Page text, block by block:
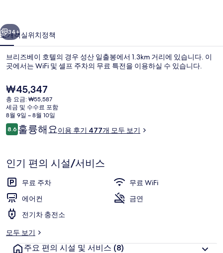
의
사
진
러
리
다음
34+
소개객실위치정책
브리즈베이 호텔의 경우 성산 일출봉에서 1.3km 거리에 있습니다. 이
곳에서는 WiFi 및 셀프 주차의 무료 특전을 이용하실 수 있습니다.
현
재
가
격
은
₩45,347
₩45,347
총 요금: ₩55,587
세금 및 수수료 포함
8월 9일 ~ 8월 10일
이
용
기
8.610점 만점 중 8.6점.
훌륭해요이용 후기 477개 모두 보기
인기 편의 시설/서비스
무료 주차
무료 WiFi
에어컨
금연
전기차 충전소
모두 보기
주요 편의 시설 및 서비스 (8)